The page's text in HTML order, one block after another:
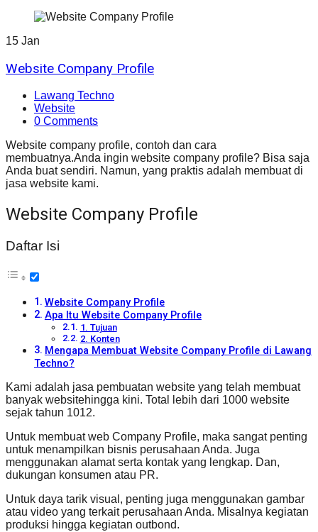
15 Jan
Website Company Profile
Lawang Techno
Website
0 Comments
Website company profile, contoh dan cara
membuatnya.Anda ingin website company profile? Bisa saja
Anda buat sendiri. Namun, yang praktis adalah membuat di
jasa website kami.
Website Company Profile
Daftar Isi
Website Company Profile
Apa Itu Website Company Profile
1. Tujuan
2. Konten
Mengapa Membuat Website Company Profile di Lawang
Techno?
Kami adalah jasa pembuatan website yang telah membuat
banyak websitehingga kini. Total lebih dari 1000 website
sejak tahun 1012.
Untuk membuat web Company Profile, maka sangat penting
untuk menampilkan bisnis perusahaan Anda. Juga
menggunakan alamat serta kontak yang lengkap. Dan,
dukungan konsumen atau PR.
Untuk daya tarik visual, penting juga menggunakan gambar
atau video yang terkait perusahaan Anda. Misalnya kegiatan
produksi hingga kegiatan outbond.